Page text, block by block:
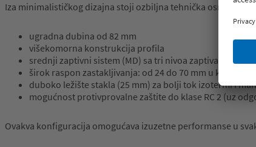
Iza minimalističkog dizajna stoji ozbiljna tehnička osnova.
ugradna dubina od 82 mm
višekomorna konstrukcija profila
srednji zaptivni sistem (MD) sa tri nivoa zaptivanja
širok raspon zastakljivanja: od 24 do 70 mm u krilu i od
duboko ležište stakla (25 mm) za bolji tok izotermi i
mogućnost protivprovalne zaštite do klase RC 2 (uz
Ovakva konfiguracija omogućava izuzetne performanse u